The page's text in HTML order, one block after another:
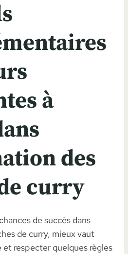
à
des
curry
de succès dans
de curry, mieux vaut
et respecter quelques règles